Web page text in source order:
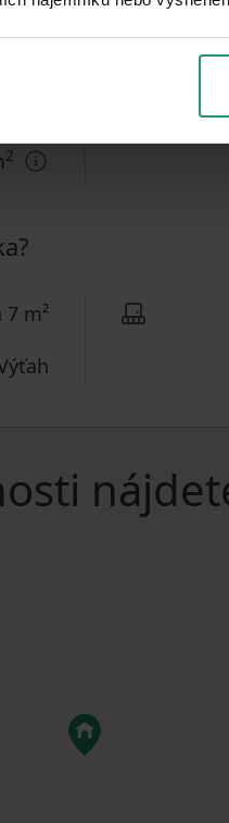
2
ÚŽITKOVÁ
7 m²